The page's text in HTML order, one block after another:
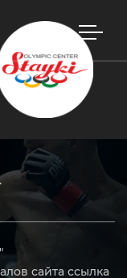
сайта ссылка
закрыть